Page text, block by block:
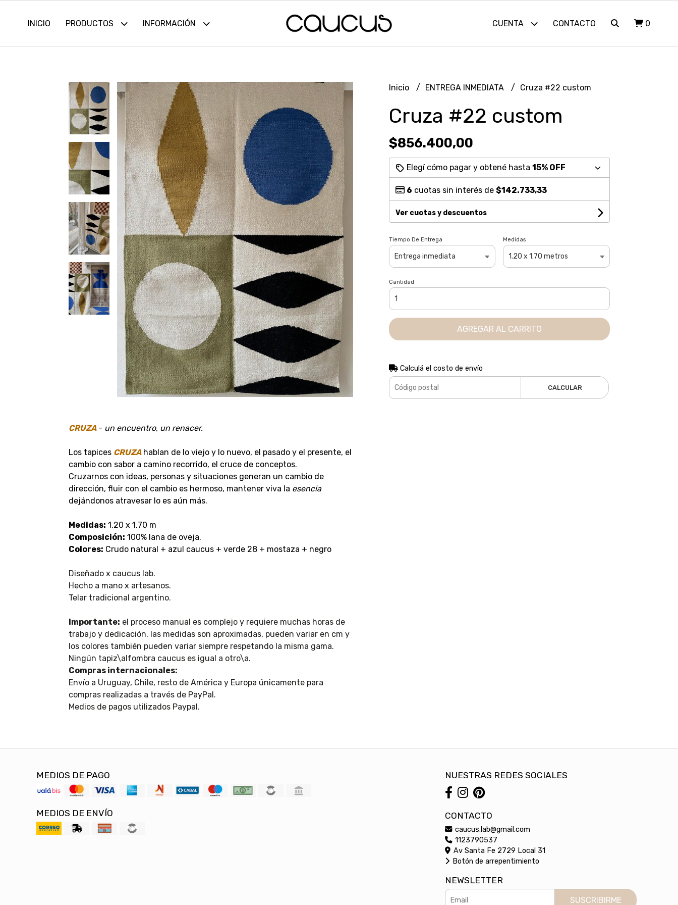
INICIO PRODUCTOS INFORMACIÓN CUENTA CONTACTO 0
CRUZA- un encuentro, un renacer.
Los tapices CRUZAhablan de lo viejo y lo nuevo, el pasado y el presente, el
cambio con sabor a camino recorrido, el cruce de conceptos.
Cruzarnos con ideas, personas y situaciones generan un cambio de
dirección, fluir con el cambio es hermoso, mantener viva la esencia
dejándonos atravesar lo es aún más.
Medidas: 1.20 x 1.70 m
Composición: 100% lana de oveja.
Colores: Crudo natural + azul caucus + verde 28 + mostaza + negro
Diseñado x caucus lab.
Hecho a mano x artesanos.
Telar tradicional argentino.
Importante: el proceso manual es complejo y requiere muchas horas de
trabajo y dedicación, las medidas son aproximadas, pueden variar en cm y
los colores también pueden variar siempre respetando la misma gama.
Ningún tapiz\alfombra caucus es igual a otro\a.
Compras internacionales:
Envío a Uruguay, Chile, resto de América y Europa únicamente para
compras realizadas a través de PayPal.
Medios de pagos utilizados Paypal.
Inicio ENTREGA INMEDIATA Cruza #22 custom
Cruza #22 custom
$856.400,00
Elegí cómo pagar y obtené hasta 15% OFF
6 cuotas sin interés de $142.733,33
Ver cuotas y descuentos
Tiempo De Entrega Medidas
Cantidad
AGREGAR AL CARRITO
Calculá el costo de envío
CALCULAR
MEDIOS DE PAGO
MEDIOS DE ENVÍO
NUESTRAS REDES SOCIALES
CONTACTO
caucus.lab@gmail.com
1123790537
Av Santa Fe 2729 Local 31
Botón de arrepentimiento
NEWSLETTER
SUSCRIBIRME